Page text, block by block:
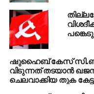
RELATED TOPICS:
UP NEXT
സഊദിയില്‍
പാക് തീരുമാനം
DON'T MISS
നീരവ് മോദിയുമായി
ഷുഹൈബ് കേസ്
വിടുന്നത് തടയാന്‍
ചെലവാക്കിയ തുക